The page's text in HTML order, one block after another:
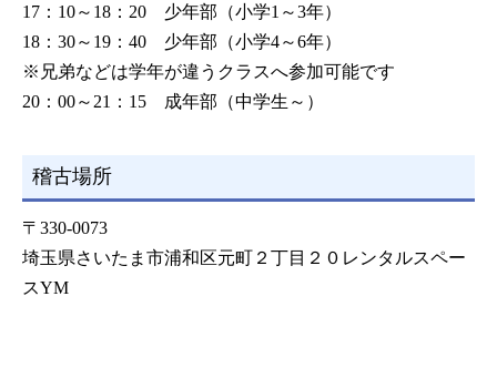
17：10～18：20 少年部（小学1～3年）
18：30～19：40 少年部（小学4～6年）
※兄弟などは学年が違うクラスへ参加可能です
20：00～21：15 成年部（中学生～）
稽古場所
〒330-0073
埼玉県さいたま市浦和区元町２丁目２０レンタルスペー
スYM